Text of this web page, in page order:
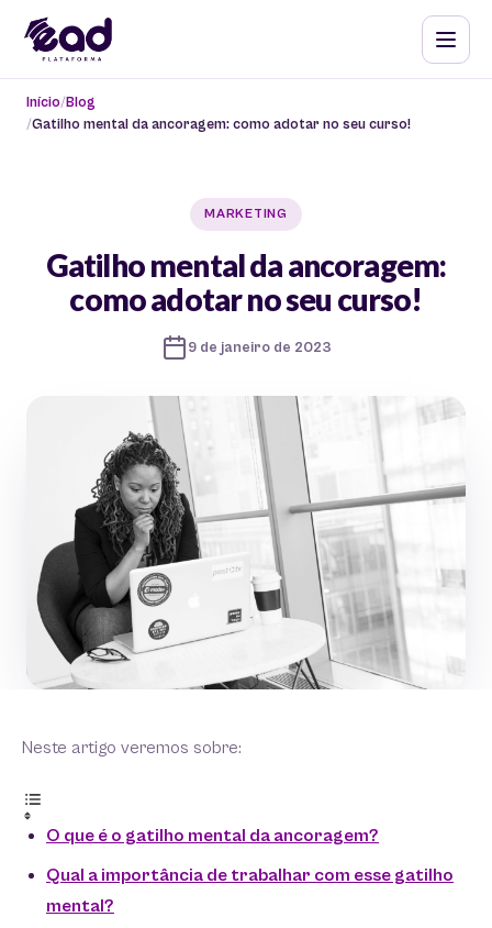
Início Blog
Gatilho mental da ancoragem: como adotar no seu curso!
MARKETING
Gatilho mental da ancoragem:
como adotar no seu curso!
9 de janeiro de 2023
Neste artigo veremos sobre:
O que é o gatilho mental da ancoragem?
Qual a importância de trabalhar com esse gatilho
mental?